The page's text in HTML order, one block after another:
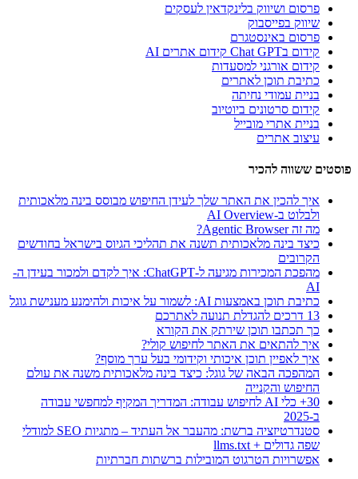
פרסום ושיווק בלינקדאין לעסקים
שיווק בפייסבוק
פרסום באינסטגרם
קידום בChat GPT קידום אתרים AI
קידום אורגני למסעדות
כתיבת תוכן לאתרים
בניית עמודי נחיתה
קידום סרטונים ביוטיוב
בניית אתרי מובייל
עיצוב אתרים
פוסטים ששווה להכיר
איך להכין את האתר שלך לעידן החיפוש מבוסס בינה מלאכותית
ולבלוט ב-AI Overview
מה זה Agentic Browser?
כיצד בינה מלאכותית תשנה את תהליכי הגיוס בישראל בחודשים
הקרובים
מהפכת המכירות מגיעה ל-ChatGPT: איך לקדם ולמכור בעידן ה-
AI
כתיבת תוכן באמצעות AI: לשמור על איכות ולהימנע מענישת גוגל
13 דרכים להגדלת תנועה לאתרכם
כך תכתבו תוכן שירתק את הקורא
איך להתאים את האתר לחיפוש קולי?
איך לאפיין תוכן איכותי וקידומי בעל ערך מוסף?
המהפכה הבאה של גוגל: כיצד בינה מלאכותית משנה את עולם
החיפוש והקנייה
30+ כלי AI לחיפוש עבודה: המדריך המקיף למחפשי עבודה
ב-2025
סטנדרטיזציה ברשת: מהעבר אל העתיד – מתגיות SEO למודלי
שפה גדולים + llms.txt
אפשרויות הטרגוט המובילות ברשתות חברתיות